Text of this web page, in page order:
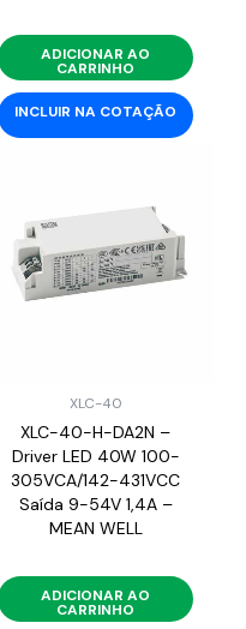
ADICIONAR AO
CARRINHO
INCLUIR NA COTAÇÃO
XLC-40
XLC-40-H-DA2N –
Driver LED 40W 100-
305VCA/142-431VCC
Saída 9-54V 1,4A –
MEAN WELL
ADICIONAR AO
CARRINHO